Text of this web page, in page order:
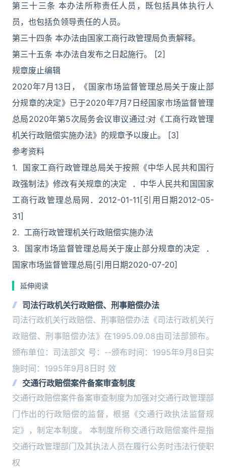
第三十三条 本办法所称责任人员，既包括具体执行人
员，也包括负领导责任的人员。
第三十四条 本办法由国家工商行政管理局负责解释。
第三十五条 本办法自发布之日起施行。 [2]
规章废止编辑
2020年7月13日，《国家市场监督管理总局关于废止部
分规章的决定》已于2020年7月7日经国家市场监督管理
总局2020年第5次局务会议审议通过:对《工商行政管理
机关行政赔偿实施办法》的规章予以废止。 [3]
参考资料
1. 国家工商行政管理总局关于按照《中华人民共和国行
政强制法》修改有关规章的决定 ．中华人民共和国国家
工商行政管理总局网．2012-01-11[引用日期2012-05-
31]
2. 工商行政管理机关行政赔偿实施办法
3. 国家市场监督管理总局关于废止部分规章的决定 ．
国家市场监督管理总局[引用日期2020-07-20]
延伸阅读
司法行政机关行政赔偿、刑事赔偿办法
司法行政机关行政赔偿、刑事赔偿办法《司法行政机关行
政赔偿、刑事赔偿办法》在1995.09.08由司法部颁布。
颁布单位：司法部文 号：--颁布时间：1995年9月8日实
施时间：1995年9月8日时 效
交通行政赔偿案件备案审查制度
交通行政赔偿案件备案审查制度为加强对交通行政管理部
门作出的行政赔偿的监督，根据《交通行政执法监督规
定》，制定本制度。 本制度所称交通行政赔偿案件是指
交通行政管理部门及其执法人员在履行公务时违法行使职
权